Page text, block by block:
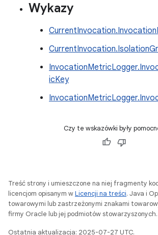
Wykazy
icKey
Czy te wskazówki były
Treść strony i umieszczone na niej fragmenty
licencjom opisanym wLicencji na treści. Java i
towarowymi lub zastrzeżonymi znakami
firmy Oracle lub jej podmiotów stowarzyszonych.
Ostatnia aktualizacja: 2025-07-27 UTC.